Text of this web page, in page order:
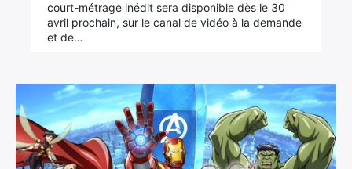
court-métrage inédit sera disponible dès le 30
avril prochain, sur le canal de vidéo à la demande
et de…
Rechercher